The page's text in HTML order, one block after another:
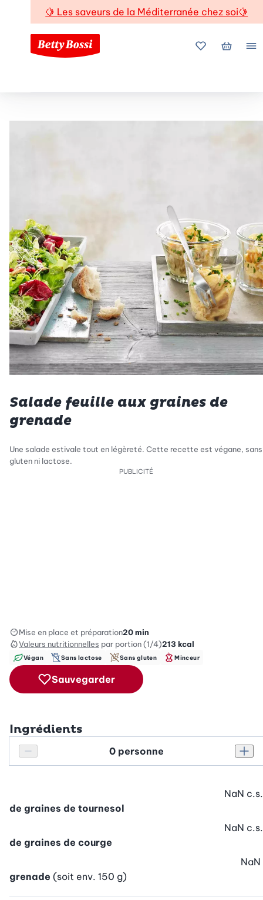
🍋 Les saveurs de la Méditerranée chez soi🍋
Mes favoris
Mon
Salade feuille aux graines de
grenade
Une salade estivale tout en légèreté. Cette recette est végane, sans
gluten ni lactose.
PUBLICITÉ
Mise en place et préparation20 min
Valeurs nutritionnelles par portion (1/4)213 kcal
Végan Sans lactose Sans gluten Minceur
Sauvegarder
Ingrédients
Réduire le nombre de personnes
Personnes
de graines de tournesol
NaN c.s.
de graines de courge
NaN c.s.
grenade (soit env. 150 g)
NaN